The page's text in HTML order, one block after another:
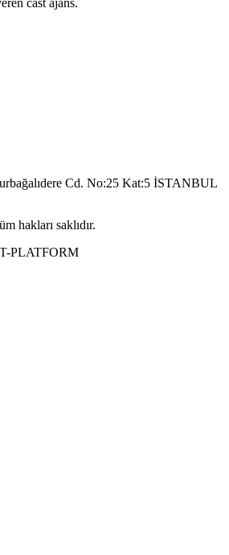
Cd. No:25 Kat:5 İSTANBUL
hakları saklıdır.
PLATFORM